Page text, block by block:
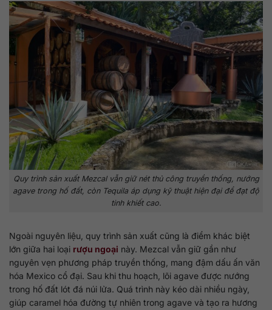
Quy trình sản xuất Mezcal vẫn giữ nét thủ công truyền thống, nướng
agave trong hố đất, còn Tequila áp dụng kỹ thuật hiện đại để đạt độ
tinh khiết cao.
Ngoài nguyên liệu, quy trình sản xuất cũng là điểm khác biệt
lớn giữa hai loại rượu ngoại này. Mezcal vẫn giữ gần như
nguyên vẹn phương pháp truyền thống, mang đậm dấu ấn văn
hóa Mexico cổ đại. Sau khi thu hoạch, lõi agave được nướng
trong hố đất lót đá núi lửa. Quá trình này kéo dài nhiều ngày,
giúp caramel hóa đường tự nhiên trong agave và tạo ra hương